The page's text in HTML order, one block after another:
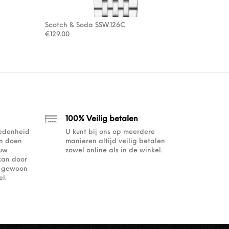
Scotch & Soda SSW.126C
€129.00
doen
door
100% Veilig betalen
U kunt bij ons op meerdere
manieren altijd veilig betalen
zowel online als in de winkel.